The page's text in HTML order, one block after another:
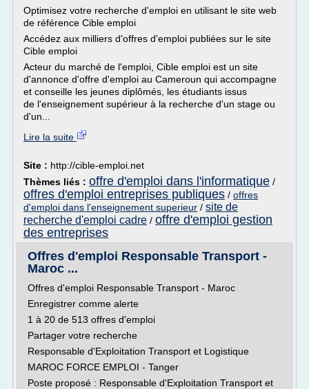
Optimisez votre recherche d'emploi en utilisant le site web
de référence Cible emploi
Accédez aux milliers d'offres d'emploi publiées sur le site
Cible emploi
Acteur du marché de l'emploi, Cible emploi est un site
d'annonce d'offre d'emploi au Cameroun qui accompagne
et conseille les jeunes diplômés, les étudiants issus
de l'enseignement supérieur à la recherche d'un stage ou
d'un...
Lire la suite
Site : http://cible-emploi.net
Thèmes liés : offre d'emploi dans l'informatique /
offres d'emploi entreprises publiques / offres
d'emploi dans l'enseignement superieur / site de
recherche d'emploi cadre / offre d'emploi gestion
des entreprises
Offres d'emploi Responsable Transport -
Maroc ...
Offres d'emploi Responsable Transport - Maroc
Enregistrer comme alerte
1 à 20 de 513 offres d'emploi
Partager votre recherche
Responsable d'Exploitation Transport et Logistique
MAROC FORCE EMPLOI - Tanger
Poste proposé : Responsable d'Exploitation Transport et